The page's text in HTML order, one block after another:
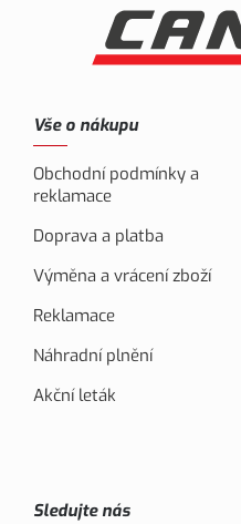
Vše o nákupu
Obchodní podmínky a
reklamace
Doprava a platba
Výměna a vrácení zboží
Reklamace
Náhradní plnění
Akční leták
Sledujte nás